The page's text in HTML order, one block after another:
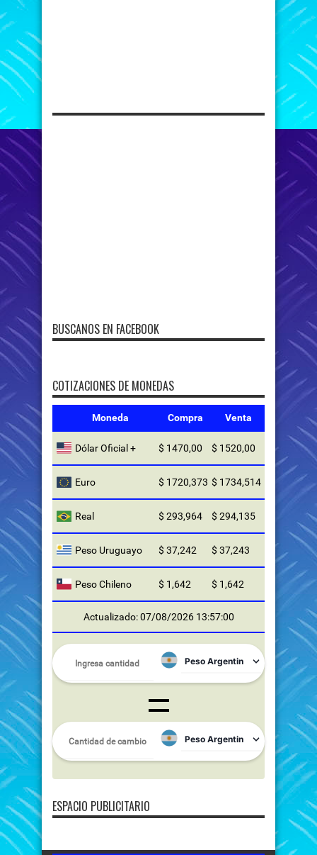
BUSCANOS EN FACEBOOK
COTIZACIONES DE MONEDAS
Moneda Compra Venta
Dólar Oficial + $ 1470,00 $ 1520,00
Euro $ 1720,373 $ 1734,514
Real $ 293,964 $ 294,135
Peso Uruguayo $ 37,242 $ 37,243
Peso Chileno $ 1,642 $ 1,642
Actualizado: 07/08/2026 13:57:00
ESPACIO PUBLICITARIO